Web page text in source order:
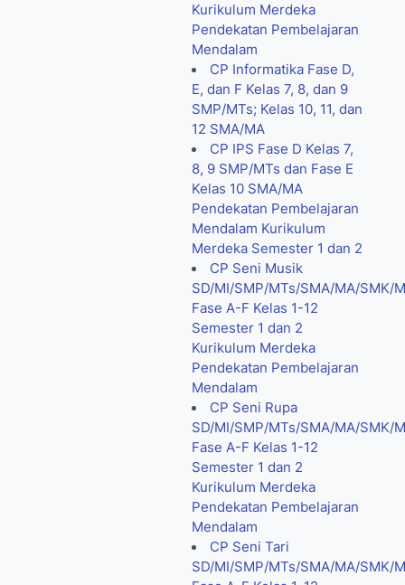
Kurikulum Merdeka
Pendekatan Pembelajaran
Mendalam
CP Informatika Fase D,
E, dan F Kelas 7, 8, dan 9
SMP/MTs; Kelas 10, 11, dan
12 SMA/MA
CP IPS Fase D Kelas 7,
8, 9 SMP/MTs dan Fase E
Kelas 10 SMA/MA
Pendekatan Pembelajaran
Mendalam Kurikulum
Merdeka Semester 1 dan 2
CP Seni Musik
SD/MI/SMP/MTs/SMA/MA/SMK/
Fase A-F Kelas 1-12
Semester 1 dan 2
Kurikulum Merdeka
Pendekatan Pembelajaran
Mendalam
CP Seni Rupa
SD/MI/SMP/MTs/SMA/MA/SMK/
Fase A-F Kelas 1-12
Semester 1 dan 2
Kurikulum Merdeka
Pendekatan Pembelajaran
Mendalam
CP Seni Tari
SD/MI/SMP/MTs/SMA/MA/SMK/